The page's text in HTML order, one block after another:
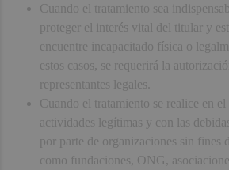
Cuando el tratamiento sea
proteger el interés vital del titular y
encuentre incapacitado física o
estos casos, se requerirá la
representantes legales.
Cuando el tratamiento se realice en el
actividades legítimas y con las
por parte de organizaciones sin fines
como fundaciones, ONG,